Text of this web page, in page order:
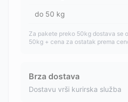
do 50 kg
Za pakete preko 50kg dostava se
50kg + cena za ostatak prema
Brza dostava
Dostavu vrši kurirska služba